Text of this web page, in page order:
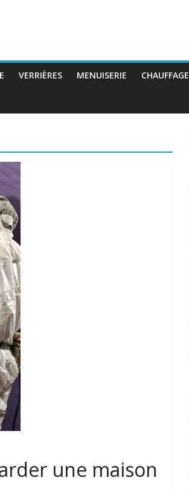
VERRIÈRES MENUISERIE CHAUFFAGE
une maison